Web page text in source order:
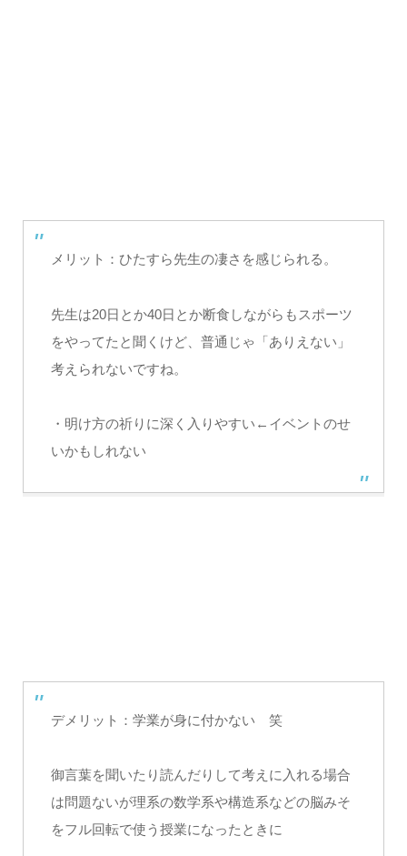
メリット：ひたすら先生の凄さを感じられる。
先生は20日とか40日とか断食しながらもスポーツ
をやってたと聞くけど、普通じゃ「ありえない」
考えられないですね。
・明け方の祈りに深く入りやすい←イベントのせ
いかもしれない
デメリット：学業が身に付かない 笑
御言葉を聞いたり読んだりして考えに入れる場合
は問題ないが理系の数学系や構造系などの脳みそ
をフル回転で使う授業になったときに